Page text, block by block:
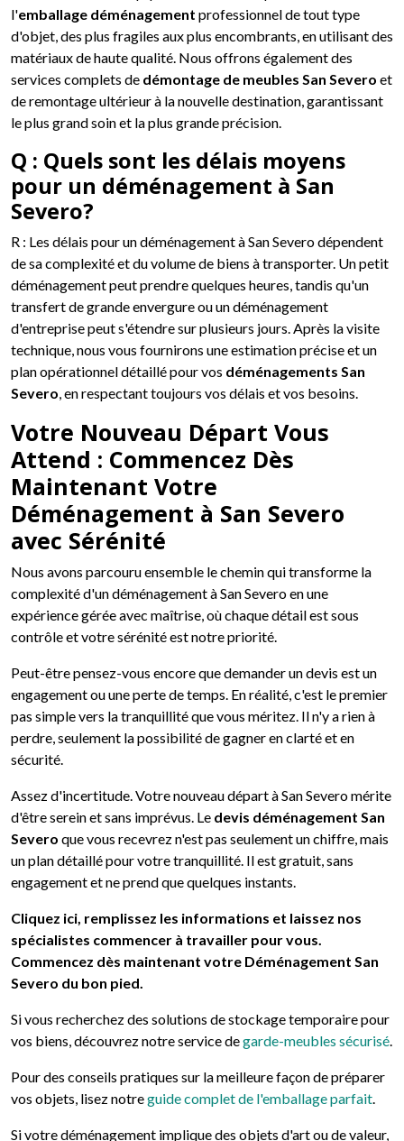
l'emballage déménagement professionnel de tout type
d'objet, des plus fragiles aux plus encombrants, en utilisant des
matériaux de haute qualité. Nous offrons également des
services complets de démontage de meubles San Severo et
de remontage ultérieur à la nouvelle destination, garantissant
le plus grand soin et la plus grande précision.
Q : Quels sont les délais moyens
pour un déménagement à San
Severo?
R : Les délais pour un déménagement à San Severo dépendent
de sa complexité et du volume de biens à transporter. Un petit
déménagement peut prendre quelques heures, tandis qu'un
transfert de grande envergure ou un déménagement
d'entreprise peut s'étendre sur plusieurs jours. Après la visite
technique, nous vous fournirons une estimation précise et un
plan opérationnel détaillé pour vos déménagements San
Severo, en respectant toujours vos délais et vos besoins.
Votre Nouveau Départ Vous
Attend : Commencez Dès
Maintenant Votre
Déménagement à San Severo
avec Sérénité
Nous avons parcouru ensemble le chemin qui transforme la
complexité d'un déménagement à San Severo en une
expérience gérée avec maîtrise, où chaque détail est sous
contrôle et votre sérénité est notre priorité.
Peut-être pensez-vous encore que demander un devis est un
engagement ou une perte de temps. En réalité, c'est le premier
pas simple vers la tranquillité que vous méritez. Il n'y a rien à
perdre, seulement la possibilité de gagner en clarté et en
sécurité.
Assez d'incertitude. Votre nouveau départ à San Severo mérite
d'être serein et sans imprévus. Le devis déménagement San
Severo que vous recevrez n'est pas seulement un chiffre, mais
un plan détaillé pour votre tranquillité. Il est gratuit, sans
engagement et ne prend que quelques instants.
Cliquez ici, remplissez les informations et laissez nos
spécialistes commencer à travailler pour vous.
Commencez dès maintenant votre Déménagement San
Severo du bon pied.
Si vous recherchez des solutions de stockage temporaire pour
vos biens, découvrez notre service degarde-meubles sécurisé.
Pour des conseils pratiques sur la meilleure façon de préparer
vos objets, lisez notreguide complet de l'emballage parfait.
Si votre déménagement implique des objets d'art ou de valeur,